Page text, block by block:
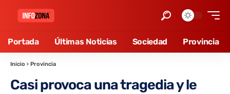
Portada Últimas Noticias Sociedad Provincia
Inicio › Provincia
Casi provoca una tragedia y le